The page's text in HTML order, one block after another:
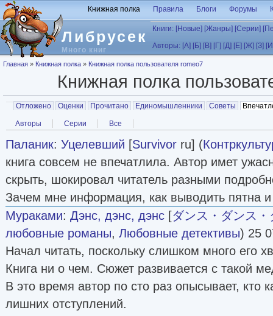
Перейти к основному содержанию
Либрусек
Много книг
Книжная полка Правила Блоги Форумы
Книги: [Новые] [Жанры] [Серии]
Авторы: [А] [Б] [В] [Г] [Д] [Е] [Ж] [З]
Вы здесь
Главная » Книжная полка » Книжная полка пользователя romeo7
Книжная полка
Главные вкладки
Отложено Оценки Прочитано Единомышленники Советы
Вторичные вкладки
Авторы Серии Все
Паланик: Уцелевший [Survivor ru] (
книга совсем не впечатлила. Автор имет
скрыть, шокировал читатель разными
Зачем мне информация, как выводить пятна
Мураками: Дэнс, дэнс, дэнс [ダンス・ダンス・
любовные романы, Любовные детективы) 25
Начал читать, поскольку слишком много его
Книга ни о чем. Сюжет развивается с такой
В это время автор по сто раз опысывает, кто
лишних отступлений.